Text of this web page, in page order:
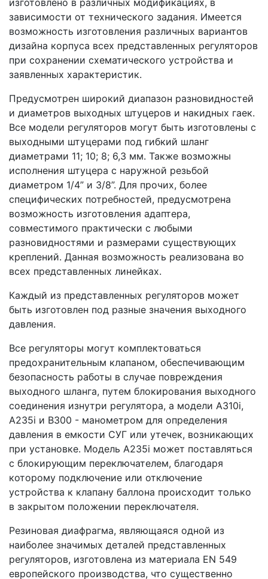
зависимости от технического задания. Имеется
возможность изготовления различных вариантов
дизайна корпуса всех представленных регуляторов
при сохранении схематического устройства и
заявленных характеристик.
Предусмотрен широкий диапазон разновидностей
и диаметров выходных штуцеров и накидных гаек.
Все модели регуляторов могут быть изготовлены с
выходными штуцерами под гибкий шланг
диаметрами 11; 10; 8; 6,3 мм. Также возможны
исполнения штуцера с наружной резьбой
диаметром 1/4” и 3/8”. Для прочих, более
специфических потребностей, предусмотрена
возможность изготовления адаптера,
совместимого практически с любыми
разновидностями и размерами существующих
креплений. Данная возможность реализована во
всех представленных линейках.
Каждый из представленных регуляторов может
быть изготовлен под разные значения выходного
давления.
Все регуляторы могут комплектоваться
предохранительным клапаном, обеспечивающим
безопасность работы в случае повреждения
выходного шланга, путем блокирования выходного
соединения изнутри регулятора, а модели A310i,
A235i и В300 - манометром для определения
давления в емкости СУГ или утечек, возникающих
при установке. Модель A235i может поставляться
с блокирующим переключателем, благодаря
которому подключение или отключение
устройства к клапану баллона происходит только
в закрытом положении переключателя.
Резиновая диафрагма, являющаяся одной из
наиболее значимых деталей представленных
регуляторов, изготовлена из материала EN 549
европейского производства, что существенно